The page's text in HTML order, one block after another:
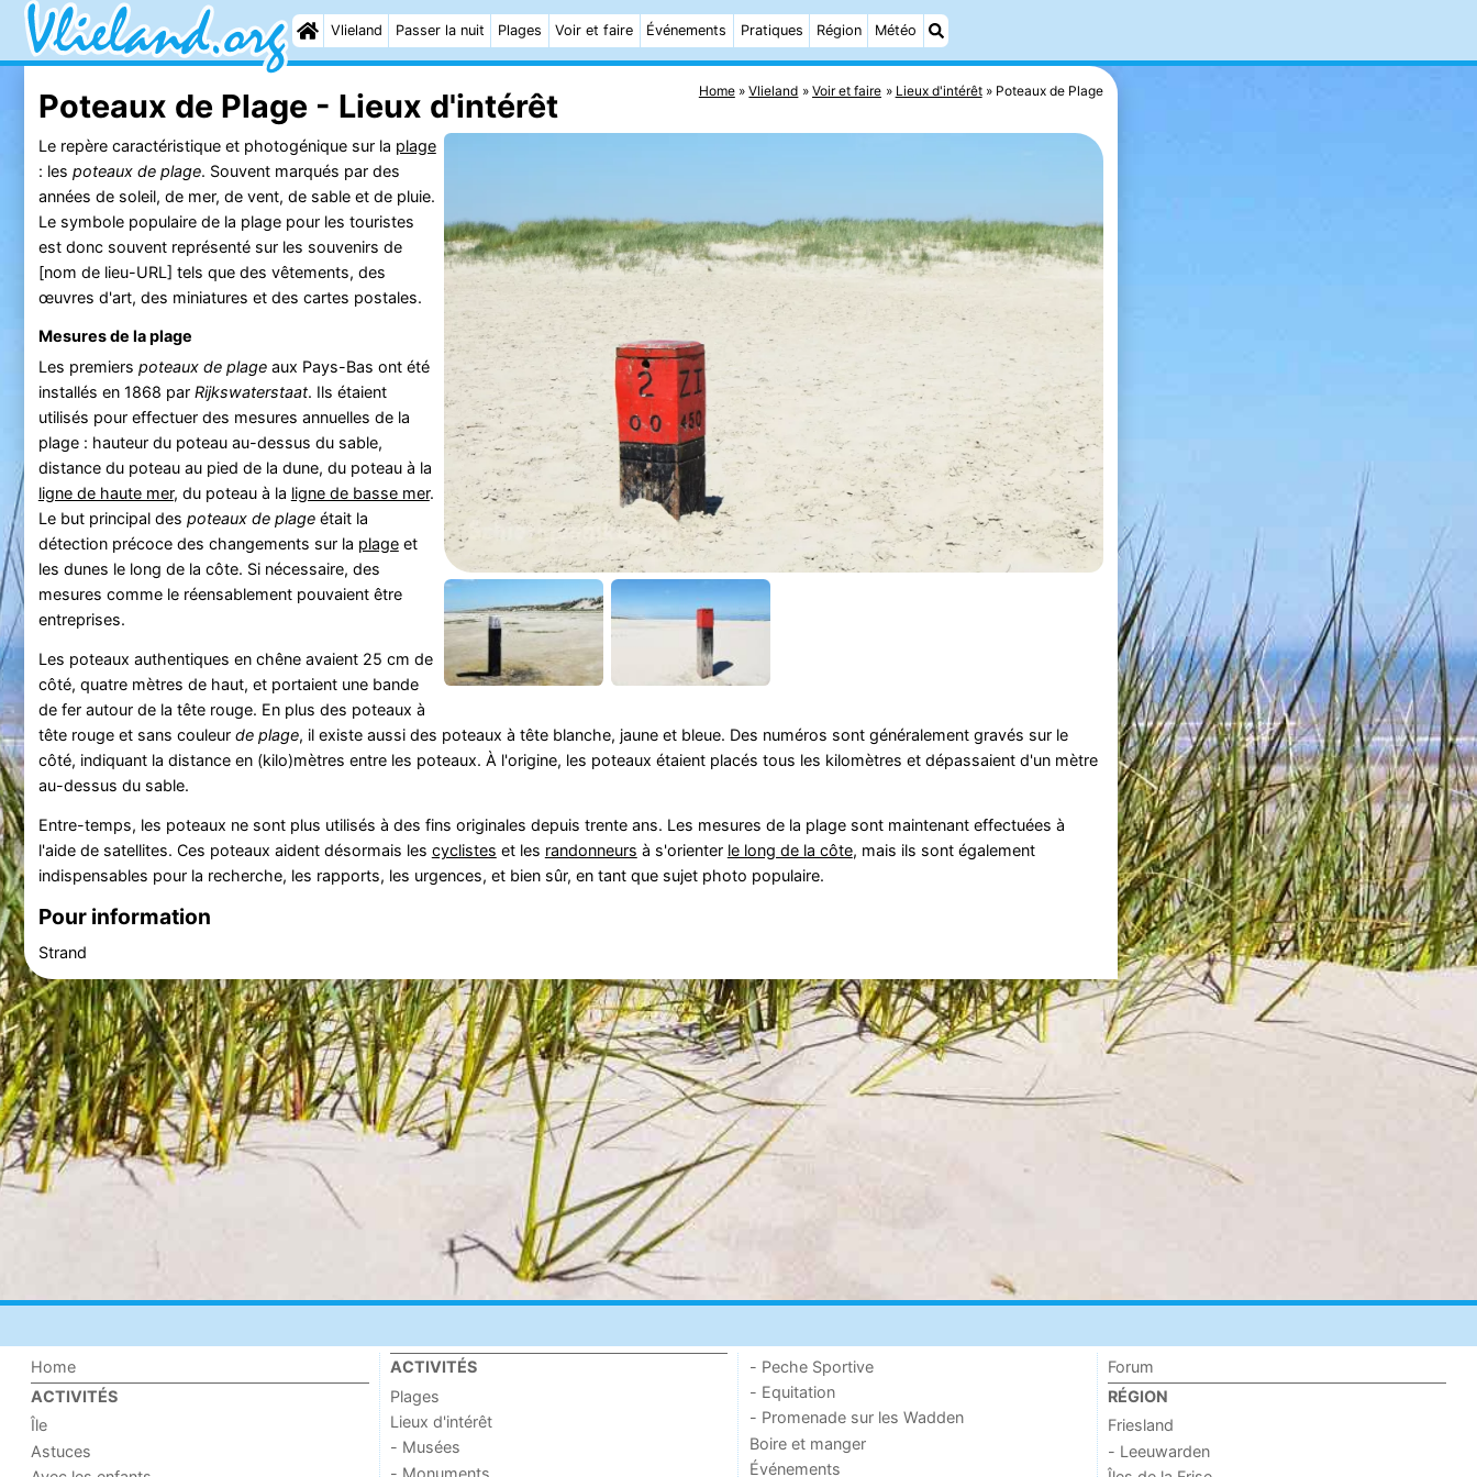
Vlieland Passer la nuit Plages Voir et faire Événements Pratiques Région Météo
Home Vlieland Voir et faire Lieux d'intérêt Poteaux de Plage
Poteaux de Plage - Lieux d'intérêt
Le repère caractéristique et photogénique sur la plage
: les poteaux de plage. Souvent marqués par des
années de soleil, de mer, de vent, de sable et de pluie.
Le symbole populaire de la plage pour les touristes
est donc souvent représenté sur les souvenirs de
[nom de lieu-URL] tels que des vêtements, des
œuvres d'art, des miniatures et des cartes postales.
Mesures de la plage
Les premiers poteaux de plageaux Pays-Bas ont été
installés en 1868 par Rijkswaterstaat. Ils étaient
utilisés pour effectuer des mesures annuelles de la
plage : hauteur du poteau au-dessus du sable,
distance du poteau au pied de la dune, du poteau à la
ligne de haute mer, du poteau à la ligne de basse mer.
Le but principal des poteaux de plageétait la
détection précoce des changements sur la plageet
les dunes le long de la côte. Si nécessaire, des
mesures comme le réensablement pouvaient être
entreprises.
Les poteaux authentiques en chêne avaient 25 cm de
côté, quatre mètres de haut, et portaient une bande
de fer autour de la tête rouge. En plus des poteaux à
tête rouge et sans couleur de plage, il existe aussi des poteaux à tête blanche, jaune et bleue. Des numéros sont généralement gravés sur le
côté, indiquant la distance en (kilo)mètres entre les poteaux. À l'origine, les poteaux étaient placés tous les kilomètres et dépassaient d'un mètre
au-dessus du sable.
Entre-temps, les poteaux ne sont plus utilisés à des fins originales depuis trente ans. Les mesures de la plage sont maintenant effectuées à
l'aide de satellites. Ces poteaux aident désormais les cyclistes et les randonneurs à s'orienter le long de la côte, mais ils sont également
indispensables pour la recherche, les rapports, les urgences, et bien sûr, en tant que sujet photo populaire.
Pour information
Strand
Home
ACTIVITÉS
Île
Astuces
ACTIVITÉS
Plages
Lieux d'intérêt
- Musées
- Monuments
- Peche Sportive
- Equitation
- Promenade sur les Wadden
Boire et manger
Événements
Forum
RÉGION
Friesland
- Leeuwarden